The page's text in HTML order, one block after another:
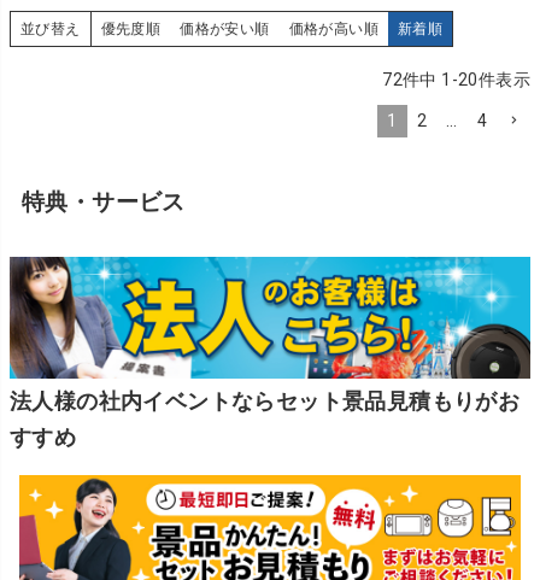
並び替え 優先度順 価格が安い順 価格が高い順 新着順
72件中 1 -20件表示
1 2 4
特典・サービス
法人様の社内イベントならセット景品見積もりがお
すすめ